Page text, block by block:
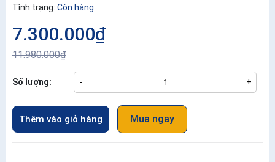
Tình trạng: Còn hàng
7.300.000₫
11.980.000₫
Số lượng: - +
Thêm vào giỏ hàng Mua ngay